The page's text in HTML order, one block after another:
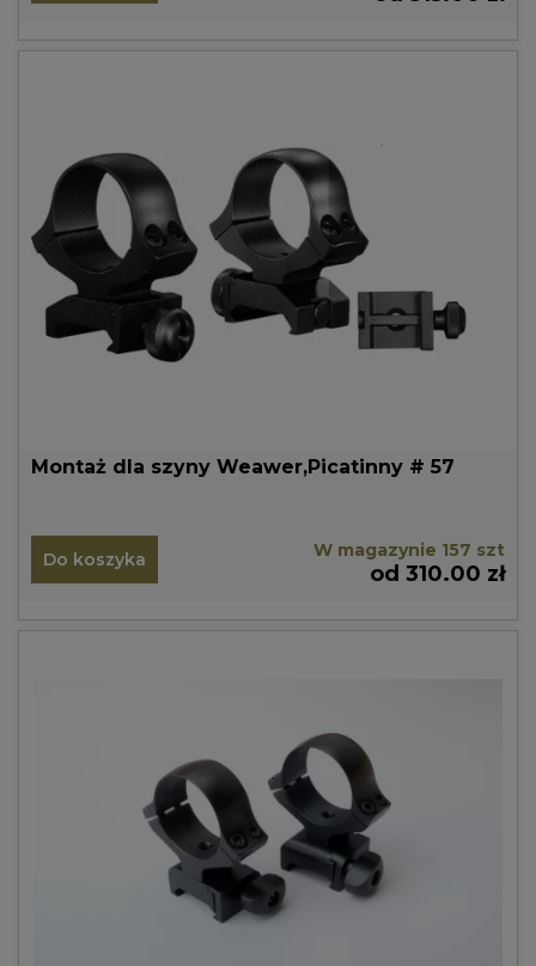
Montaż dla szyny Weawer,Picatinny # 57
Do koszyka W magazynie 157 szt
od 310.00 zł